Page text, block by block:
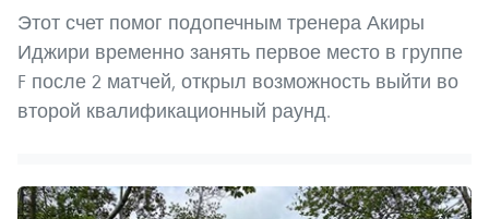
Этот счет помог подопечным тренера Акиры
Иджири временно занять первое место в группе
F после 2 матчей, открыл возможность выйти во
второй квалификационный раунд.